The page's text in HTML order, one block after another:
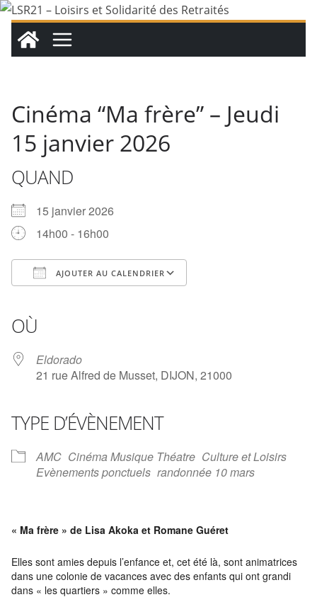
Passer
contenu
Cinéma “Ma frère” – Jeudi
15 janvier 2026
QUAND
15 janvier 2026
14h00 - 16h00
AJOUTER AU CALENDRIER
OÙ
Eldorado
21 rue Alfred de Musset, DIJON, 21000
TYPE D’ÉVÈNEMENT
AMC Cinéma Musique Théatre Culture et Loisirs
Evènements ponctuels randonnée 10 mars
« Ma frère » de Lisa Akoka et Romane Guéret
Elles sont amies depuis l’enfance et, cet été là, sont animatrices
dans une colonie de vacances avec des enfants qui ont grandi
dans « les quartiers » comme elles.